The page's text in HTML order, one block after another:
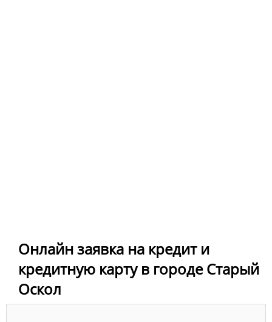
Онлайн заявка на кредит и
кредитную карту в городе Старый
Оскол